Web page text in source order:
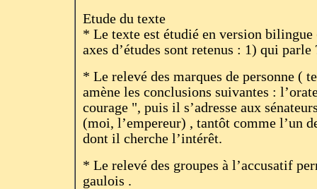
Etude du texte
* Le texte est étudié en version
axes d’études sont retenus : 1) qui
* Le relevé des marques de personne (
amène les conclusions suivantes :
courage ", puis il s’adresse aux
(moi, l’empereur) , tantôt comme l’un
dont il cherche l’intérêt.
* Le relevé des groupes à l’accusatif
gaulois .